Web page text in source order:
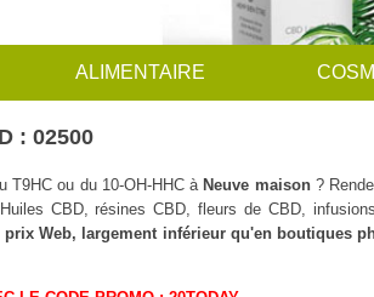
ALIMENTAIRE
: 02500
T9HC ou du 10-OH-HHC àNeuve maison?
CBD, résines CBD, fleurs de CBD,
prix Web, largement inférieur qu'en boutiques